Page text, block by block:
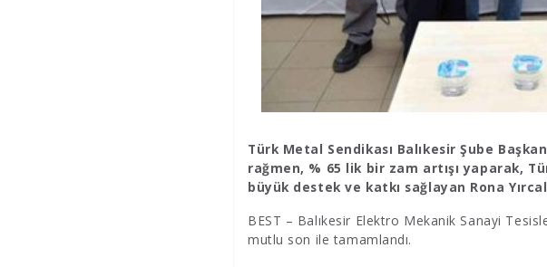
Türk Metal Sendikası Balıkesir Şube
rağmen, % 65 lik bir zam artışı yaparak,
büyük destek ve katkı sağlayan Rona
BEST – Balıkesir Elektro Mekanik Sanayi
mutlu son ile tamamlandı.